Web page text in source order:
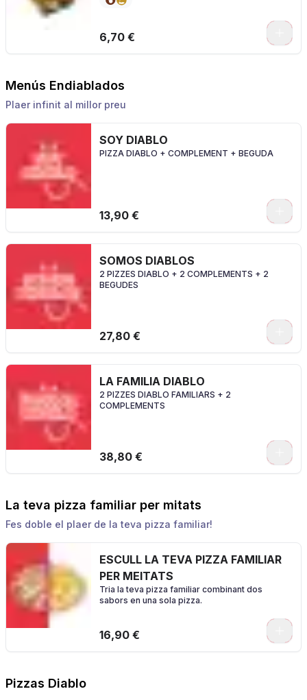
6,70 €
Menús Endiablados
Plaer infinit al millor preu
SOY DIABLO
PIZZA DIABLO + COMPLEMENT + BEGUDA
13,90 €
SOMOS DIABLOS
2 PIZZES DIABLO + 2 COMPLEMENTS + 2
BEGUDES
27,80 €
LA FAMILIA DIABLO
2 PIZZES DIABLO FAMILIARS + 2
COMPLEMENTS
38,80 €
La teva pizza familiar per mitats
Fes doble el plaer de la teva pizza familiar!
ESCULL LA TEVA PIZZA FAMILIAR
PER MEITATS
Tria la teva pizza familiar combinant dos
sabors en una sola pizza.
16,90 €
Pizzas Diablo